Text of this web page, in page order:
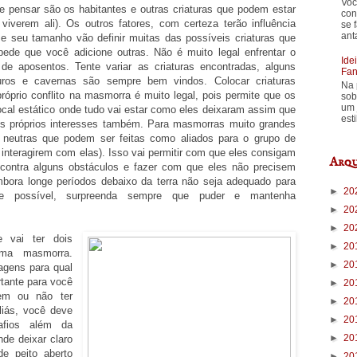
são os habitantes e outras criaturas que podem estar
ali). Os outros fatores, com certeza terão influência
seu tamanho vão definir muitas das possíveis criaturas que
que você adicione outras. Não é muito legal enfrentar o
aposentos. Tente variar as criaturas encontradas, alguns
e cavernas são sempre bem vindos. Colocar criaturas
conflito na masmorra é muito legal, pois permite que os
estático onde tudo vai estar como eles deixaram assim que
interesses também. Para masmorras muito grandes
que podem ser feitas como aliados para o grupo de
com elas). Isso vai permitir com que eles consigam
alguns obstáculos e fazer com que eles não precisem
longe períodos debaixo da terra não seja adequado para
possível, surpreenda sempre que puder e mantenha
vai ter dois
masmorra.
para qual
para você
ou não ter
você deve
além da
deixar claro
peito aberto
se
Na
um
►
►
►
►
►
►
►
►
►